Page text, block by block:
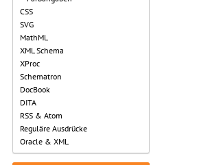
CSS
SVG
MathML
XML Schema
XProc
Schematron
DocBook
DITA
RSS & Atom
Reguläre Ausdrücke
Oracle & XML